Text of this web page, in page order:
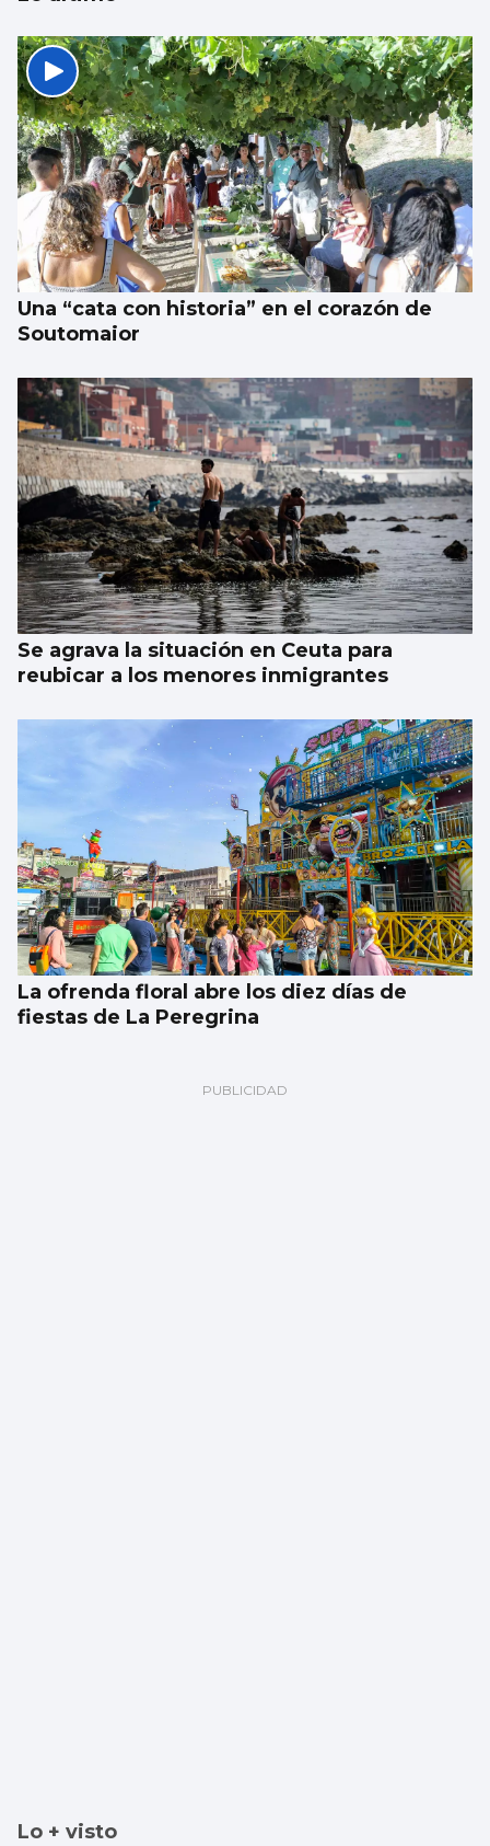
CONCIERTO
De “Señorita” a “Maníaca” en una noche
Una “cata con historia” en el corazón de
Soutomaior
Se agrava la situación en Ceuta para
reubicar a los menores inmigrantes
La ofrenda floral abre los diez días de
fiestas de La Peregrina
Lo + visto